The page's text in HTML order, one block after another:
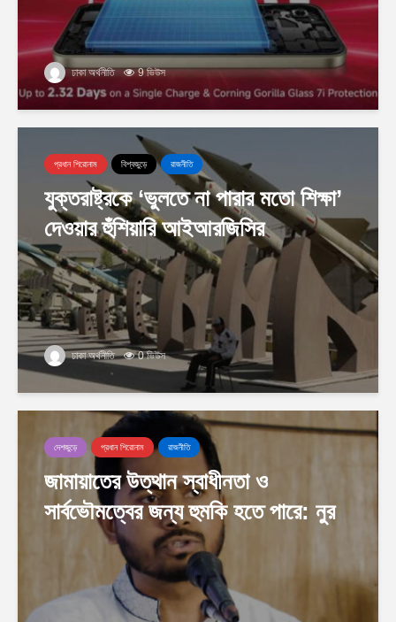
ঢাকা অর্থনীতি 9 ভিউস
প্রধান শিরোনাম বিশ্বজুড়ে রাজনীতি
যুক্তরাষ্ট্রকে ‘ভুলতে না পারার মতো শিক্ষা’
দেওয়ার হুঁশিয়ারি আইআরজিসির
ঢাকা অর্থনীতি 0 ভিউস
দেশজুড়ে প্রধান শিরোনাম রাজনীতি
জামায়াতের উত্থান স্বাধীনতা ও
সার্বভৌমত্বের জন্য হুমকি হতে পারে: নুর